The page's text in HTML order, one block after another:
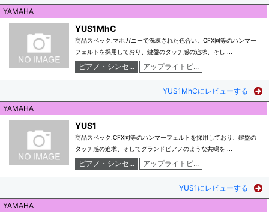
YAMAHA
YUS1MhC
商品スペック:マホガニーで洗練された色合い。CFX同等のハンマー
フェルトを採用しており、鍵盤のタッチ感の追求、そし ...
ピアノ・シンセ... アップライトピ...
YUS1MhCにレビューする
YAMAHA
YUS1
商品スペック:CFX同等のハンマーフェルトを採用しており、鍵盤の
タッチ感の追求、そしてグランドピアノのような共鳴を ...
ピアノ・シンセ... アップライトピ...
YUS1にレビューする
YAMAHA